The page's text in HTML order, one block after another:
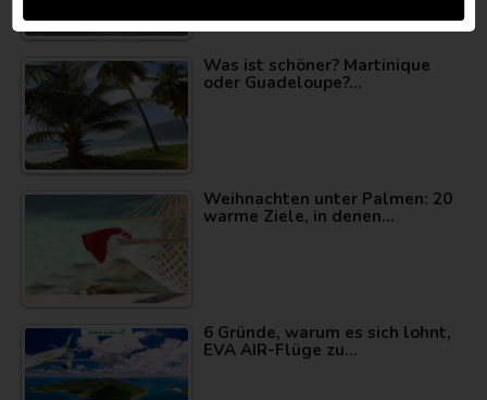
Was ist schöner? Martinique
oder Guadeloupe?…
Weihnachten unter Palmen: 20
warme Ziele, in denen…
6 Gründe, warum es sich lohnt,
EVA AIR-Flüge zu…